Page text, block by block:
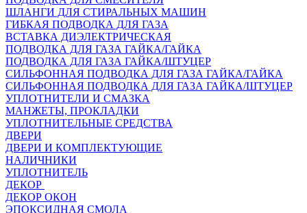
ШЛАНГИ ДЛЯ СТИРАЛЬНЫХ МАШИН
ГИБКАЯ ПОДВОДКА ДЛЯ ГАЗА
ВСТАВКА ДИЭЛЕКТРИЧЕСКАЯ
ПОДВОДКА ДЛЯ ГАЗА ГАЙКА/ГАЙКА
ПОДВОДКА ДЛЯ ГАЗА ГАЙКА/ШТУЦЕР
СИЛЬФОННАЯ ПОДВОДКА ДЛЯ ГАЗА ГАЙКА/ГАЙКА
СИЛЬФОННАЯ ПОДВОДКА ДЛЯ ГАЗА ГАЙКА/ШТУЦЕР
УПЛОТНИТЕЛИ И СМАЗКА
МАНЖЕТЫ, ПРОКЛАДКИ
УПЛОТНИТЕЛЬНЫЕ СРЕДСТВА
ДВЕРИ
ДВЕРИ И КОМПЛЕКТУЮЩИЕ
НАЛИЧНИКИ
УПЛОТНИТЕЛЬ
ДЕКОР
ДЕКОР ОКОН
ЭПОКСИДНАЯ СМОЛА